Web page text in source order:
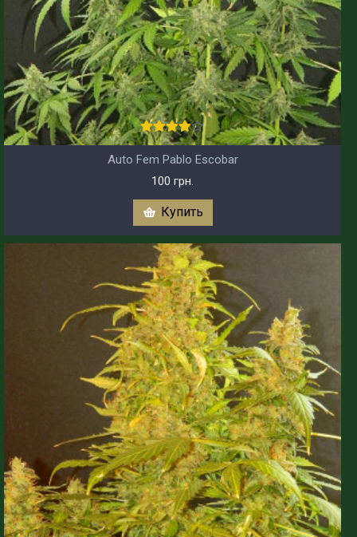
Auto Fem Pablo Escobar
100 грн.
Купить